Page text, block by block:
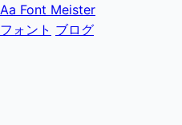
Aa Font Meister
フォント ブログ